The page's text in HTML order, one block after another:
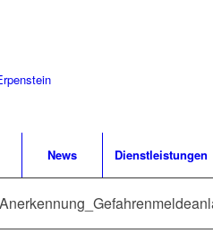
News Dienstleistungen